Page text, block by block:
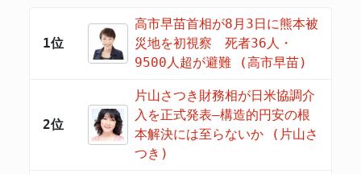
1位
高市早苗首相が8月3日に熊本被
災地を初視察 死者36人・
9500人超が避難 (高市早苗)
2位
片山さつき財務相が日米協調介
入を正式発表―構造的円安の根
本解決には至らないか (片山さ
つき)